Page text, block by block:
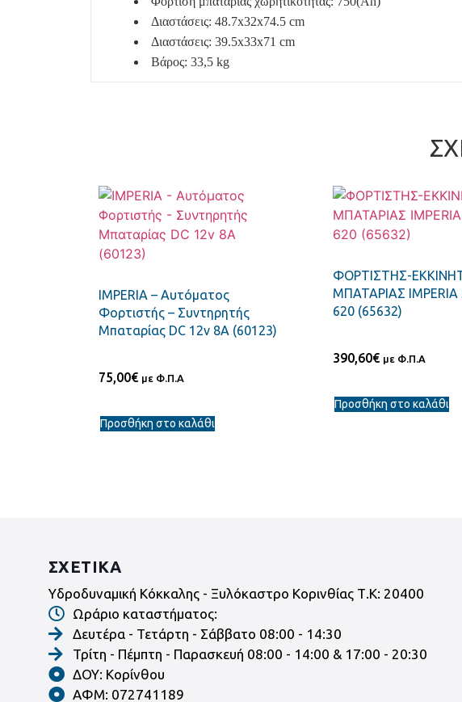
Διαστάσεις: 48.7x32x74.5 cm
Διαστάσεις: 39.5x33x71 cm
Βάρος: 33,5 kg
IMPERIA – Αυτόματος
Φορτιστής – Συντηρητής
Μπαταρίας DC 12v 8A (60123)
75,00€ με Φ.Π.Α
Προσθήκη στο καλάθι
ΦΟΡΤΙΣΤΗΣ-
ΜΠΑΤΑΡΙΑΣ IMPERIA
620 (65632)
390,60€ με Φ.Π.Α
Προσθήκη στο καλάθι
ΣΧΕΤΙΚΑ
Υδροδυναμική Κόκκαλης - Ξυλόκαστρο Κορινθίας Τ.Κ: 20400
Ωράριο καταστήματος:
Δευτέρα - Τετάρτη - Σάββατο 08:00 - 14:30
Τρίτη - Πέμπτη - Παρασκευή 08:00 - 14:00 & 17:00 - 20:30
ΔΟΥ: Κορίνθου
ΑΦΜ: 072741189